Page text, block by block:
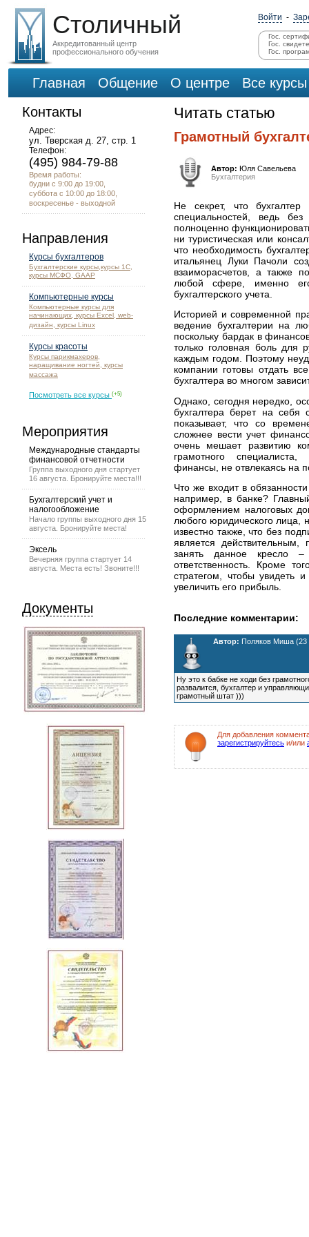
Столичный
Аккредитованный центр
профессионального обучения
Войти -
Гос.
Гос.
Гос.
Главная Общение О центре
Все курсы
Контакты
Адрес:
ул. Тверская д. 27, стр. 1
Телефон:
(495) 984-79-88
Время работы:
будни с 9:00 до 19:00,
суббота с 10:00 до 18:00,
воскресенье - выходной
Направления
Курсы бухгалтеров
Бухгалтерские курсы,курсы 1С,
курсы МСФО, GAAP
Компьютерные курсы
Компьютерные курсы для
начинающих, курсы Excel, web-
дизайн, курсы Linux
Курсы красоты
Курсы парикмахеров,
наращивание ногтей, курсы
массажа
Посмотреть все курсы (+5)
Мероприятия
Международные стандарты
финансовой отчетности
Группа выходного дня стартует
16 августа. Бронируйте места!!!
Бухгалтерский учет и
налогообложение
Начало группы выходного дня 15
августа. Бронируйте места!
Эксель
Вечерняя группа стартует 14
августа. Места есть! Звоните!!!
Документы
Читать статью
Грамотный
Автор: Юля Савельева
Бухгалтерия
Не секрет, что
специальностей, ведь
полноценно
ни туристическая или
что необходимость
итальянец Луки Пачоли
взаиморасчетов, а также
любой сфере, именно
бухгалтерского учета.
Историей и современной
ведение бухгалтерии на
поскольку бардак в
только головная боль для
каждым годом. Поэтому
компании готовы отдать
бухгалтера во многом
Однако, сегодня нередко,
бухгалтера берет на себя
показывает, что со
сложнее вести учет
очень мешает развитию
грамотного
финансы, не отвлекаясь на
Что же входит в
например, в банке?
оформлением налоговых
любого юридического лица,
известно также, что без
является
занять данное кресло
ответственность. Кроме
стратегом, чтобы увидеть
увеличить его прибыль.
Последние комментарии:
Автор: Поляков Миша (23
Ну это к бабке не ходи без
развалится, бухгалтер и
грамотный штат )))
Для добавления
зарегистрируйтесь и/или